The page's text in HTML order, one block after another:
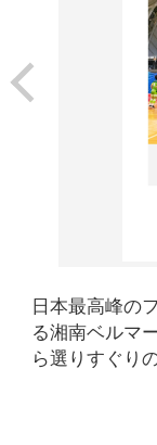
日本最高­峰の
る湘南ベルマ
ら選りすぐり